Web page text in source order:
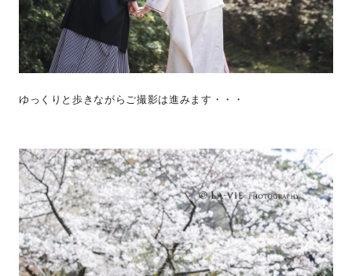
ゆっくりと歩きながらご撮影は進みます・・・